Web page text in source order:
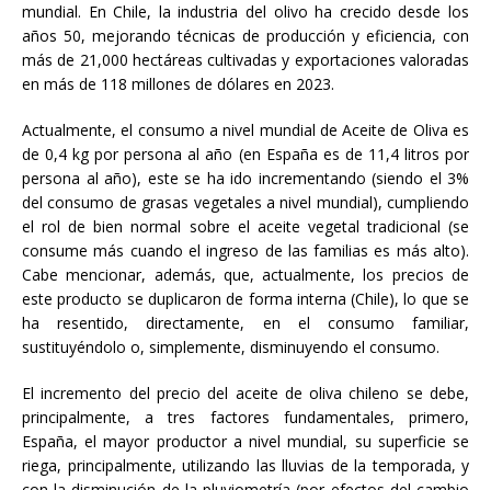
mundial. En Chile, la industria del olivo ha crecido desde los
años 50, mejorando técnicas de producción y eficiencia, con
más de 21,000 hectáreas cultivadas y exportaciones valoradas
en más de 118 millones de dólares en 2023.
Actualmente, el consumo a nivel mundial de Aceite de Oliva es
de 0,4 kg por persona al año (en España es de 11,4 litros por
persona al año), este se ha ido incrementando (siendo el 3%
del consumo de grasas vegetales a nivel mundial), cumpliendo
el rol de bien normal sobre el aceite vegetal tradicional (se
consume más cuando el ingreso de las familias es más alto).
Cabe mencionar, además, que, actualmente, los precios de
este producto se duplicaron de forma interna (Chile), lo que se
ha resentido, directamente, en el consumo familiar,
sustituyéndolo o, simplemente, disminuyendo el consumo.
El incremento del precio del aceite de oliva chileno se debe,
principalmente, a tres factores fundamentales, primero,
España, el mayor productor a nivel mundial, su superficie se
riega, principalmente, utilizando las lluvias de la temporada, y